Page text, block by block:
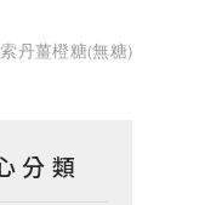
丹薑橙糖(無糖)
分類